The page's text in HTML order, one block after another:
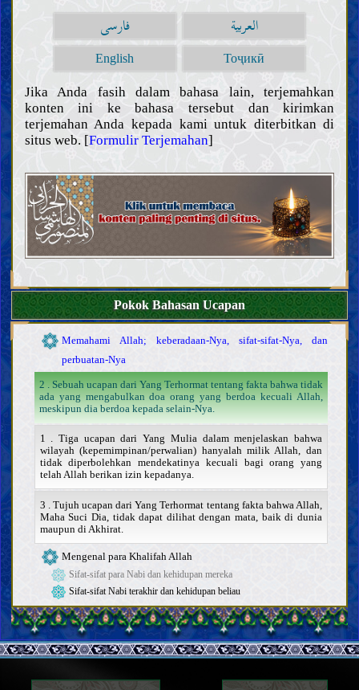
فارسی العربية
English Тоҷикӣ
Jika Anda fasih dalam bahasa lain, terjemahkan
konten ini ke bahasa tersebut dan kirimkan
terjemahan Anda kepada kami untuk diterbitkan di
situs web. [Formulir Terjemahan]
Pokok Bahasan Ucapan
Pendahuluan
Akal
Pengetahuan
Makna pengetahuan dan kewajiban untuk memperolehnya
terpengaruh
Sifat dan tugas para ulama
Bukti
Kitab Allah
Tafsir beberapa ayat Al Qur’an
Pentingnya dan sifat-sifat Khalifah Allah
Riwayat dari para Khalifah Allah
Kepercayaan
Memahami Allah; keberadaan-Nya, sifat-sifat-Nya, dan
perbuatan-Nya
2 . Sebuah ucapan dari Yang Terhormat tentang fakta bahwa tidak
ada yang mengabulkan doa orang yang berdoa kecuali Allah,
meskipun dia berdoa kepada selain-Nya.
1 . Tiga ucapan dari Yang Mulia dalam menjelaskan bahwa
wilayah (kepemimpinan/perwalian) hanyalah milik Allah, dan
tidak diperbolehkan mendekatinya kecuali bagi orang yang
telah Allah berikan izin kepadanya.
3 . Tujuh ucapan dari Yang Terhormat tentang fakta bahwa Allah,
Maha Suci Dia, tidak dapat dilihat dengan mata, baik di dunia
maupun di Akhirat.
Mengenal para Khalifah Allah
Sifat-sifat para Nabi dan kehidupan mereka
Sifat-sifat Nabi terakhir dan kehidupan beliau
Karakteristik Nabi terakhir
Para sahabat dan para istri Nabi terakhir
Sifat-sifat Ahlul Bait Nabi terakhir, dan kehidupan mereka
Imam Mahdi
Keberadaan, sifat-sifat, dan perbuatan Imam Mahdi
Imam Mahdi